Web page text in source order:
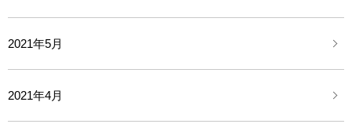
2021年5月
2021年4月